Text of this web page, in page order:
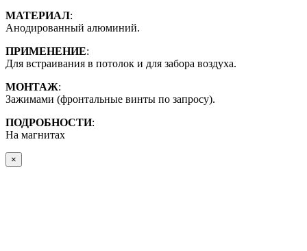
МАТЕРИАЛ:
Анодированный алюминий.
ПРИМЕНЕНИЕ:
Для встраивания в потолок и для забора воздуха.
МОНТАЖ:
Зажимами (фронтальные винты по запросу).
ПОДРОБНОСТИ:
На магнитах
×